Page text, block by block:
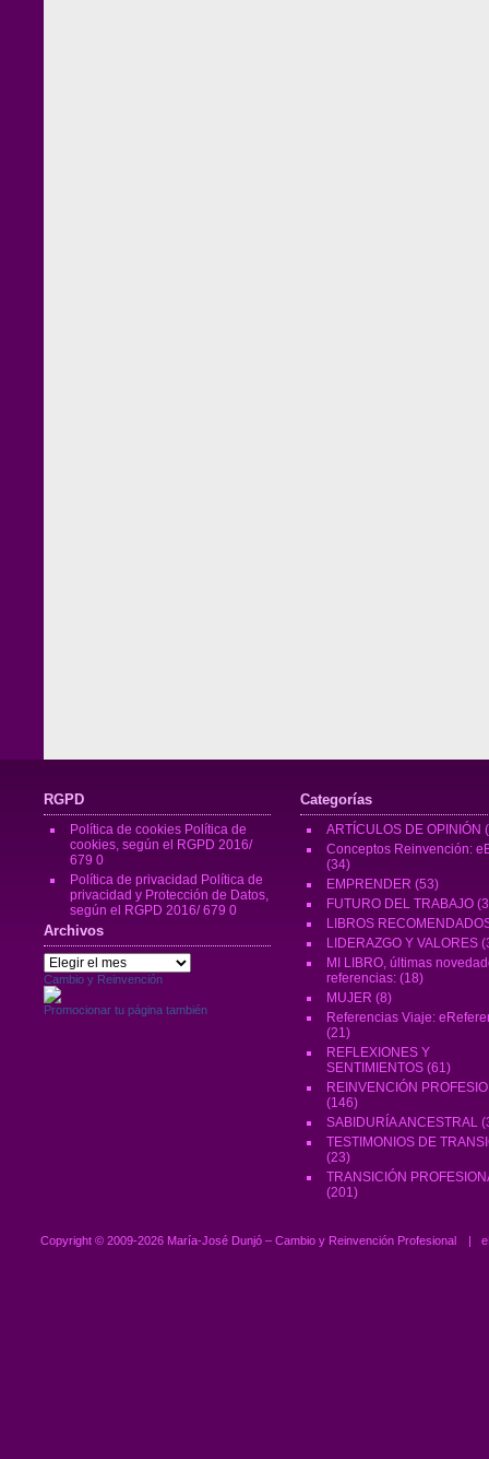
RGPD
Política de cookies Política de
cookies, según el RGPD 2016/
679 0
Política de privacidad Política de
privacidad y Protección de Datos,
según el RGPD 2016/ 679 0
Archivos
Archivos
Cambio y Reinvención
Promocionar tu página también
Categorías
ARTÍCULOS DE OPINIÓN
Conceptos Reinvención:
(34)
EMPRENDER (53)
FUTURO DEL TRABAJO
LIBROS
LIDERAZGO Y VALORES
MI LIBRO, últimas
referencias: (18)
MUJER (8)
Referencias Viaje:
(21)
REFLEXIONES Y
SENTIMIENTOS (61)
REINVENCIÓN
(146)
SABIDURÍA ANCESTRAL
TESTIMONIOS DE
(23)
TRANSICIÓN
(201)
Copyright © 2009-2026 María-José Dunjó – Cambio y Reinvención Profesional |